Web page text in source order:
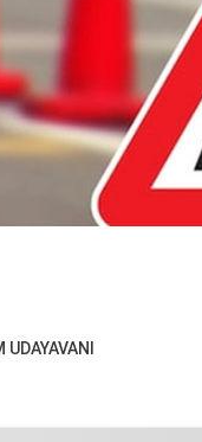
UDAYAVANI